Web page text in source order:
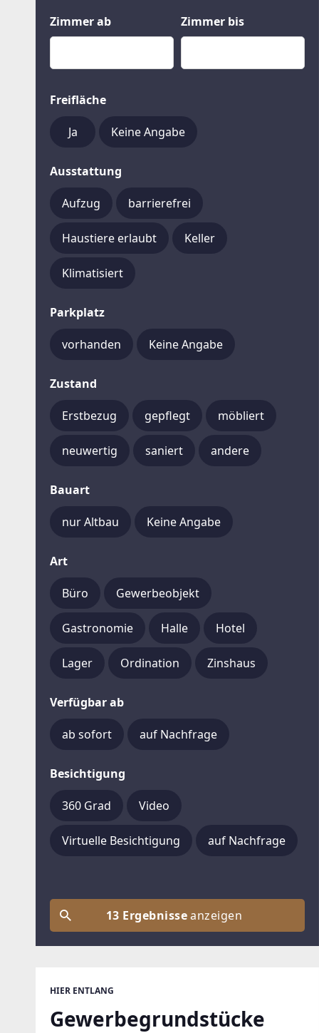
Zimmer ab Zimmer bis
Freifläche
Ja Keine Angabe
Ausstattung
Aufzug barrierefrei
Haustiere erlaubt Keller
Klimatisiert
Parkplatz
vorhanden Keine Angabe
Zustand
Erstbezug gepflegt möbliert
neuwertig saniert andere
Bauart
nur Altbau Keine Angabe
Art
Büro Gewerbeobjekt
Gastronomie Halle Hotel
Lager Ordination Zinshaus
Verfügbar ab
ab sofort auf Nachfrage
Besichtigung
360 Grad Video
Virtuelle Besichtigung auf Nachfrage
13 Ergebnisseanzeigen
HIER ENTLANG
Gewerbegrundstücke